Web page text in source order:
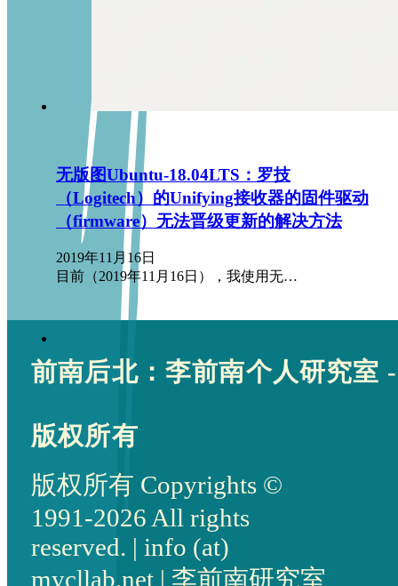
无版图Ubuntu-18.04LTS：罗技
（Logitech）的Unifying接收器的固件驱动
（firmware）无法晋级更新的解决方法
2019年11月16日
目前（2019年11月16日），我使用无…
前南后北：李前南个人研究室 -
版权所有
版权所有 Copyrights ©
1991-2026 All rights
reserved. | info (at)
mycllab.net | 李前南研究室